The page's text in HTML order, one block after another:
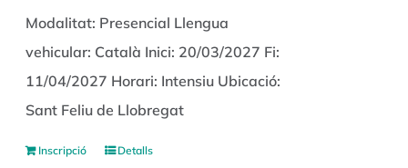
Modalitat: Presencial Llengua
vehicular: Català Inici: 20/03/2027 Fi:
11/04/2027 Horari: Intensiu Ubicació:
Sant Feliu de Llobregat
Inscripció Detalls